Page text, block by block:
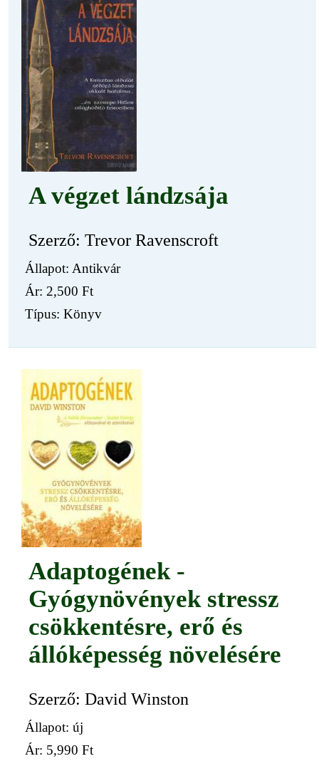
A végzet lándzsája
Szerző: Trevor Ravenscroft
Állapot: Antikvár
Ár: 2,500 Ft
Típus: Könyv
Adaptogének -
Gyógynövények stressz
csökkentésre, erő és
állóképesség növelésére
Szerző: David Winston
Állapot: új
Ár: 5,990 Ft